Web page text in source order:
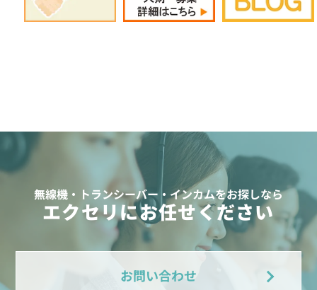
無線機・トランシーバー・インカムをお探しなら
エクセリにお任せください
お問い合わせ